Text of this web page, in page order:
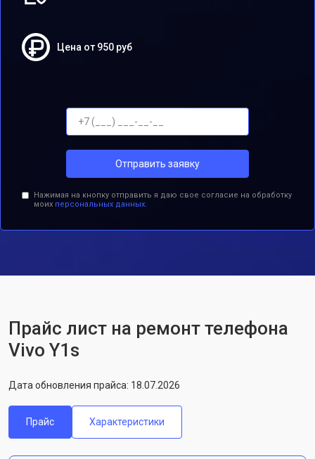
Цена от 950 руб
Отправить заявку
Нажимая на кнопку отправить я даю свое согласие на обработку
моих персональных данных.
Прайс лист на ремонт телефона
Vivo Y1s
Дата обновления прайса: 18.07.2026
Прайс Характеристики